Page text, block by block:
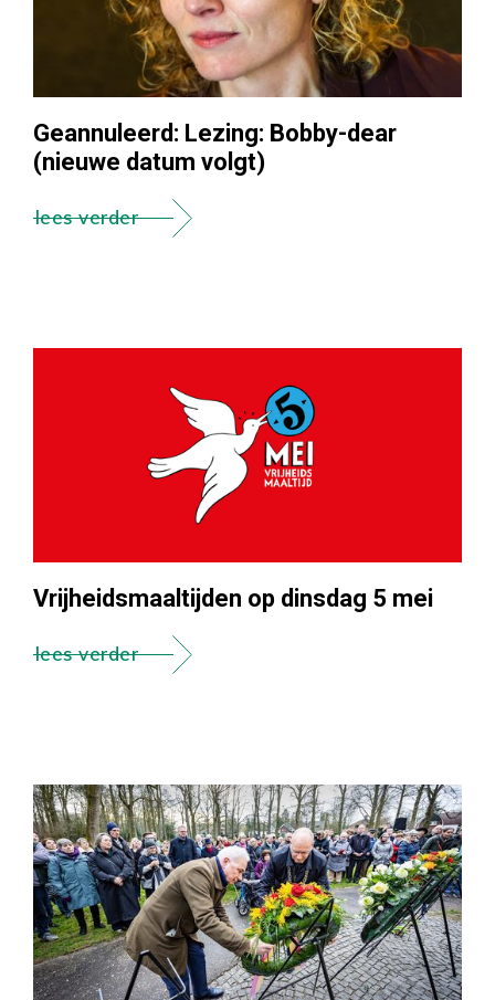
Geannuleerd: Lezing: Bobby-dear
(nieuwe datum volgt)
lees verder
Vrijheidsmaaltijden op dinsdag 5 mei
lees verder